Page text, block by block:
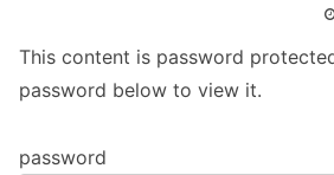
This content is password
password below to view it.
password